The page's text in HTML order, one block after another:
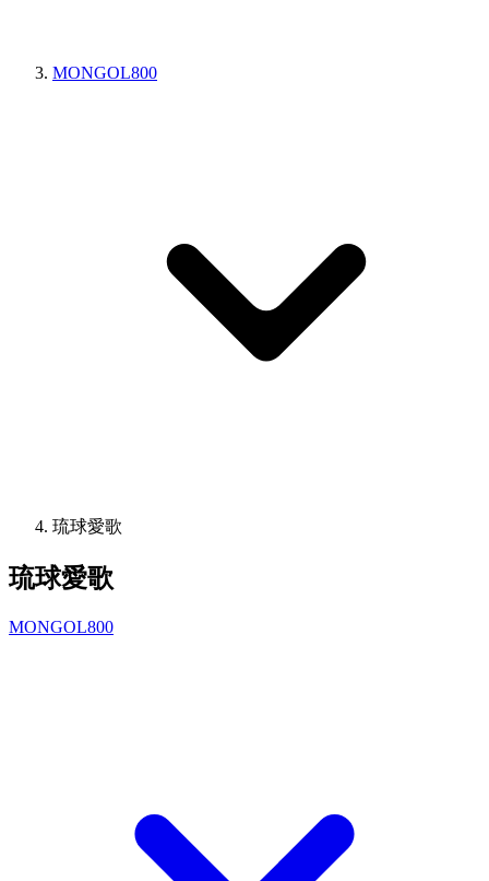
MONGOL800
琉球愛歌
琉球愛歌
MONGOL800